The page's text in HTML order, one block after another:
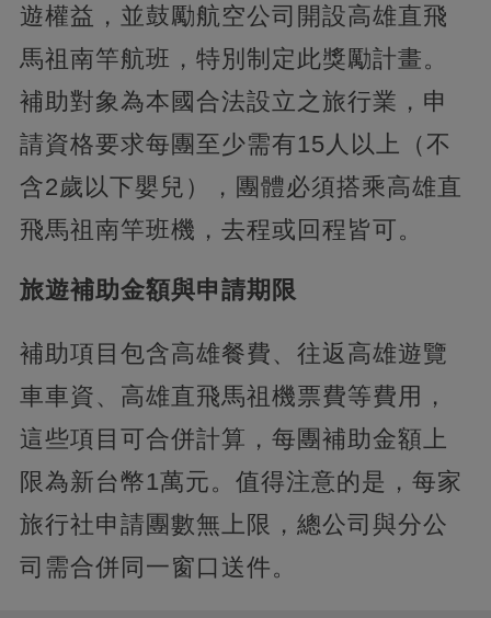
遊權益，並鼓勵航空公司開設高雄直飛
馬祖南竿航班，特別制定此獎勵計畫。
補助對象為本國合法設立之旅行業，申
請資格要求每團至少需有15人以上（不
含2歲以下嬰兒），團體必須搭乘高雄直
飛馬祖南竿班機，去程或回程皆可。
旅遊補助金額與申請期限
補助項目包含高雄餐費、往返高雄遊覽
車車資、高雄直飛馬祖機票費等費用，
這些項目可合併計算，每團補助金額上
限為新台幣1萬元。值得注意的是，每家
旅行社申請團數無上限，總公司與分公
司需合併同一窗口送件。